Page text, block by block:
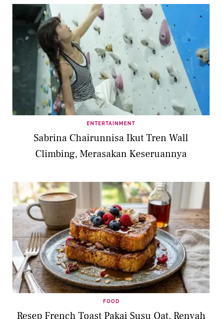
ENTERTAINMENT
Sabrina Chairunnisa Ikut Tren Wall
Climbing, Merasakan Keseruannya
FOOD
Resep French Toast Pakai Susu Oat, Renyah